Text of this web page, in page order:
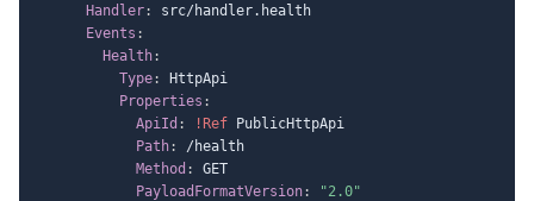
Handler:
src/handler.health
Events :
Health:
Type:
HttpApi
Properties :
ApiId : !Ref PublicHttpApi
Path:
/health
Method :
GET
PayloadFormatVersion: "2.0"